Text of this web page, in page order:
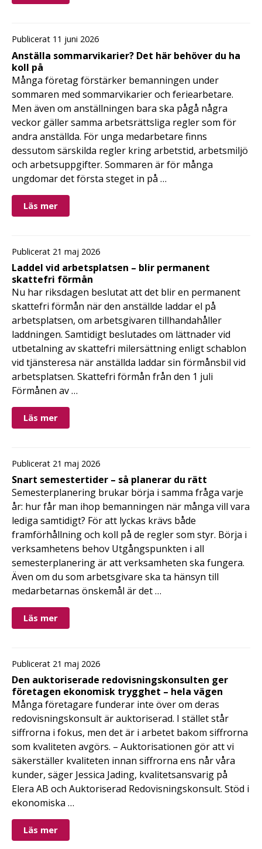
Publicerat 11 juni 2026
Anställa sommarvikarier? Det här behöver du ha
koll på
Många företag förstärker bemanningen under
sommaren med sommarvikarier och feriearbetare.
Men även om anställningen bara ska pågå några
veckor gäller samma arbetsrättsliga regler som för
andra anställda. För unga medarbetare finns
dessutom särskilda regler kring arbetstid, arbetsmiljö
och arbetsuppgifter. Sommaren är för många
ungdomar det första steget in på …
Läs mer
Publicerat 21 maj 2026
Laddel vid arbetsplatsen – blir permanent
skattefri förmån
Nu har riksdagen beslutat att det blir en permanent
skattefri förmån när den anställde laddar el på
arbetsplatsen, om arbetsgivaren tillhandahåller
laddningen. Samtidigt beslutades om lättnader vid
utbetalning av skattefri milersättning enligt schablon
vid tjänsteresa när anställda laddar sin förmånsbil vid
arbetsplatsen. Skattefri förmån från den 1 juli
Förmånen av …
Läs mer
Publicerat 21 maj 2026
Snart semestertider – så planerar du rätt
Semesterplanering brukar börja i samma fråga varje
år: hur får man ihop bemanningen när många vill vara
lediga samtidigt? För att lyckas krävs både
framförhållning och koll på de regler som styr. Börja i
verksamhetens behov Utgångspunkten i all
semesterplanering är att verksamheten ska fungera.
Även om du som arbetsgivare ska ta hänsyn till
medarbetarnas önskemål är det …
Läs mer
Publicerat 21 maj 2026
Den auktoriserade redovisningskonsulten ger
företagen ekonomisk trygghet – hela vägen
Många företagare funderar inte över om deras
redovisningskonsult är auktoriserad. I stället står
siffrorna i fokus, men det är i arbetet bakom siffrorna
som kvaliteten avgörs. – Auktorisationen gör att vi
säkerställer kvaliteten innan siffrorna ens når våra
kunder, säger Jessica Jading, kvalitetsansvarig på
Elera AB och Auktoriserad Redovisningskonsult. Stöd i
ekonomiska …
Läs mer